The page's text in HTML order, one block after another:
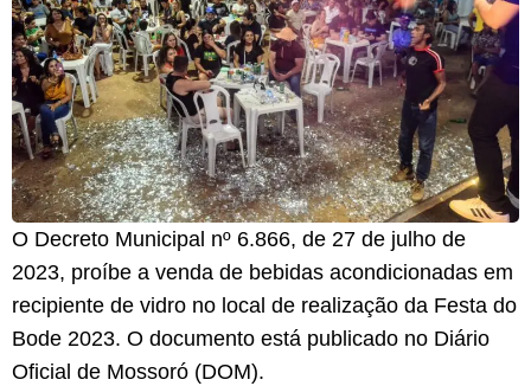
O Decreto Municipal nº 6.866, de 27 de julho de
2023, proíbe a venda de bebidas acondicionadas em
recipiente de vidro no local de realização da Festa do
Bode 2023. O documento está publicado no Diário
Oficial de Mossoró (DOM).